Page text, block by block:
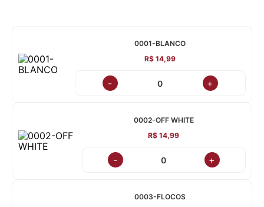
0001-BLANCO
R$ 14,99
- +
0002-OFF WHITE
R$ 14,99
- +
0003-FLOCOS